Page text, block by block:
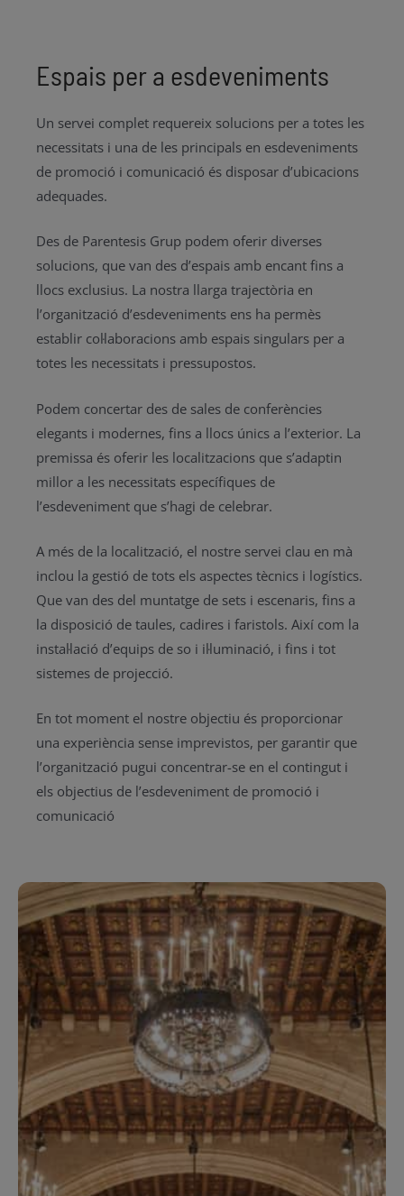
Espais per a esdeveniments
Un servei complet requereix solucions per a totes les
necessitats i una de les principals en esdeveniments
de promoció i comunicació és disposar d’ubicacions
adequades.
Des de Parentesis Grup podem oferir diverses
solucions, que van des d’espais amb encant fins a
llocs exclusius. La nostra llarga trajectòria en
l’organització d’esdeveniments ens ha permès
establir col·laboracions amb espais singulars per a
totes les necessitats i pressupostos.
Podem concertar des de sales de conferències
elegants i modernes, fins a llocs únics a l’exterior. La
premissa és oferir les localitzacions que s’adaptin
millor a les necessitats específiques de
l’esdeveniment que s’hagi de celebrar.
A més de la localització, el nostre servei clau en mà
inclou la gestió de tots els aspectes tècnics i logístics.
Que van des del muntatge de sets i escenaris, fins a
la disposició de taules, cadires i faristols. Així com la
instal·lació d’equips de so i il·luminació, i fins i tot
sistemes de projecció.
En tot moment el nostre objectiu és proporcionar
una experiència sense imprevistos, per garantir que
l’organització pugui concentrar-se en el contingut i
els objectius de l’esdeveniment de promoció i
comunicació